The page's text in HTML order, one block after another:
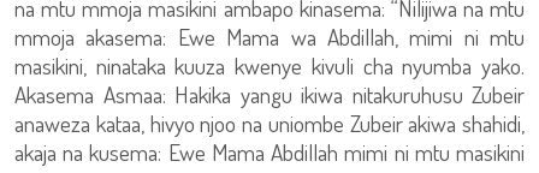
na mtu mmoja masikini ambapo kinasema: “Nilijiwa na mtu
mmoja akasema: Ewe Mama wa Abdillah, mimi ni mtu
masikini, ninataka kuuza kwenye kivuli cha nyumba yako.
Akasema Asmaa: Hakika yangu ikiwa nitakuruhusu Zubeir
anaweza kataa, hivyo njoo na uniombe Zubeir akiwa shahidi,
akaja na kusema: Ewe Mama Abdillah mimi ni mtu masikini